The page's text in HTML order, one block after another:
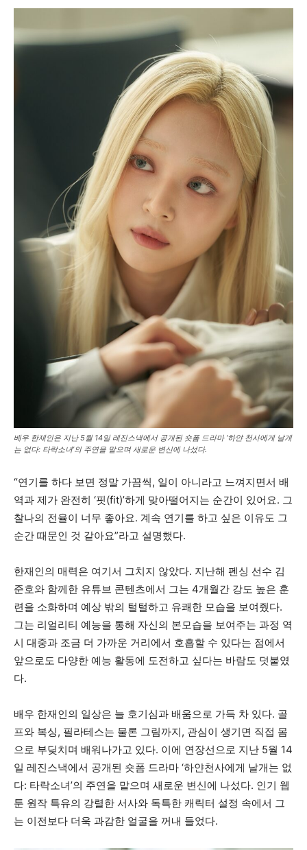
배우 한재인은 지난 5월 14일 레진스낵에서 공개된 숏폼 드라마 ‘하얀 천사에게 날개
는 없다: 타락소녀’의 주연을 맡으며 새로운 변신에 나섰다.
“연기를 하다 보면 정말 가끔씩, 일이 아니라고 느껴지면서 배
역과 제가 완전히 ‘핏(fit)’하게 맞아떨어지는 순간이 있어요. 그
찰나의 전율이 너무 좋아요. 계속 연기를 하고 싶은 이유도 그
순간 때문인 것 같아요”라고 설명했다.
한재인의 매력은 여기서 그치지 않았다. 지난해 펜싱 선수 김
준호와 함께한 유튜브 콘텐츠에서 그는 4개월간 강도 높은 훈
련을 소화하며 예상 밖의 털털하고 유쾌한 모습을 보여줬다.
그는 리얼리티 예능을 통해 자신의 본모습을 보여주는 과정 역
시 대중과 조금 더 가까운 거리에서 호흡할 수 있다는 점에서
앞으로도 다양한 예능 활동에 도전하고 싶다는 바람도 덧붙였
다.
배우 한재인의 일상은 늘 호기심과 배움으로 가득 차 있다. 골
프와 복싱, 필라테스는 물론 그림까지, 관심이 생기면 직접 몸
으로 부딪치며 배워나가고 있다. 이에 연장선으로 지난 5월 14
일 레진스낵에서 공개된 숏폼 드라마 ‘하얀천사에게 날개는 없
다: 타락소녀’의 주연을 맡으며 새로운 변신에 나섰다. 인기 웹
툰 원작 특유의 강렬한 서사와 독특한 캐릭터 설정 속에서 그
는 이전보다 더욱 과감한 얼굴을 꺼내 들었다.